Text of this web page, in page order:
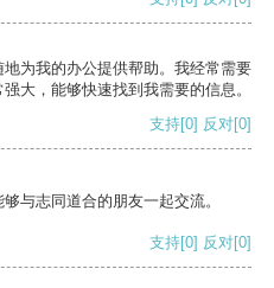
为我的办公提供帮助。我经常需要
大，能够快速找到我需要的信息。
支持[0] 反对[0]
与志同道合的朋友一起交流。
支持[0] 反对[0]